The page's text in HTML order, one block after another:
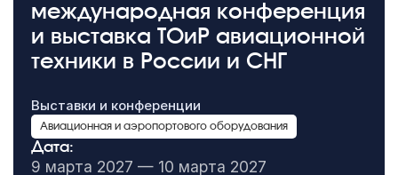
международная конференция
и выставка ТОиР авиационной
техники в России и СНГ
Выставки и конференции
Авиационная и аэропортового оборудования
Дата:
9 марта 2027 — 10 марта 2027